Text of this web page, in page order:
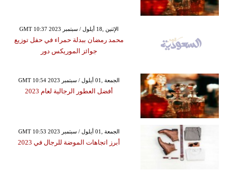
GMT 10:37 2023 الإثنين ,18 أيلول / سبتمبر
محمد رمضان ببدلة حمراء في حفل توزيع
جوائز الموريكس دور
GMT 10:54 2023 الجمعة ,01 أيلول / سبتمبر
أفضل العطور الرجالية لعام 2023
GMT 10:53 2023 الجمعة ,01 أيلول / سبتمبر
أبرز اتجاهات الموضة للرجال في 2023